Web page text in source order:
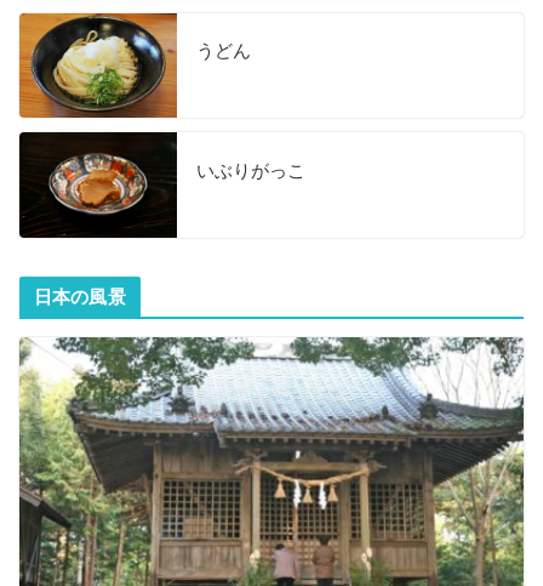
うどん
いぶりがっこ
日本の風景